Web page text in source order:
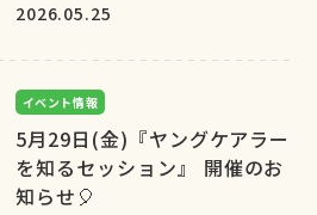
2026.05.25
イベント情報
5月29日(金)『ヤングケアラー
を知るセッション』 開催のお
知らせ🎈